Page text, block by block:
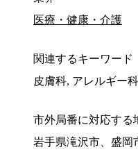
医療・健康・介護
関連するキーワード
皮膚科, アレルギー科
市外局番に対応する
岩手県滝沢市、盛岡